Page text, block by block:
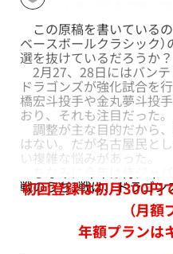
この原稿を書いている
ベースボールクラシック
選を抜けているだろうか？
2月27、28日にはバン
ドラゴンズが強化試合を
橋宏斗投手や金丸夢斗投
おり、それも注目だった。
調整が主な目的だから
はない。だが名古屋民と
い複雑な悩みがあった。
戦のうち1戦は、ドラゴ
初回登録は初月300円
（月額
年額プランは